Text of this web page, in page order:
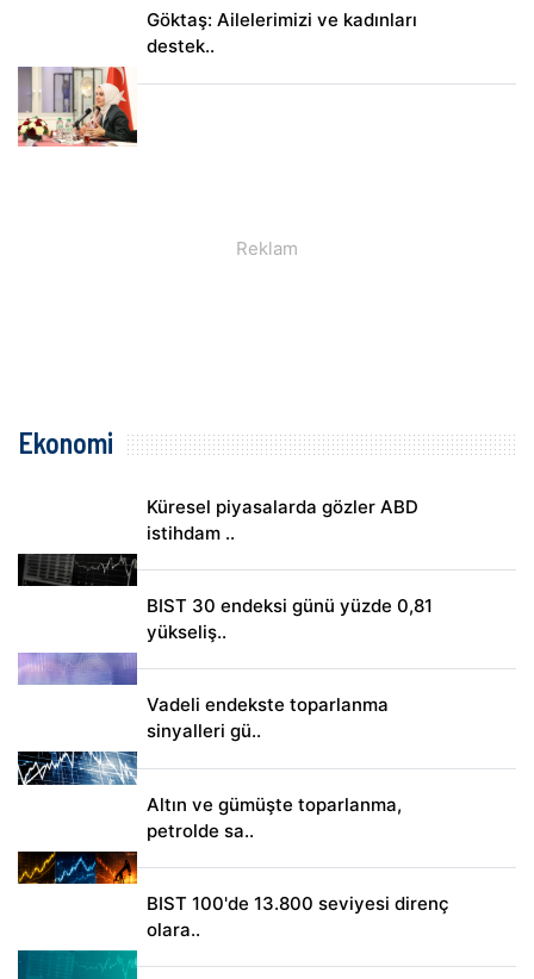
Göktaş: Ailelerimizi ve kadınları
destek..
Ekonomi
Küresel piyasalarda gözler ABD
istihdam ..
BIST 30 endeksi günü yüzde 0,81
yükseliş..
Vadeli endekste toparlanma
sinyalleri gü..
Altın ve gümüşte toparlanma,
petrolde sa..
BIST 100'de 13.800 seviyesi direnç
olara..